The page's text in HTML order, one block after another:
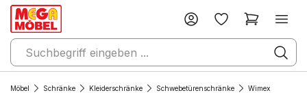
Möbel Schränke Kleiderschränke Schwebetürenschränke
Wimex